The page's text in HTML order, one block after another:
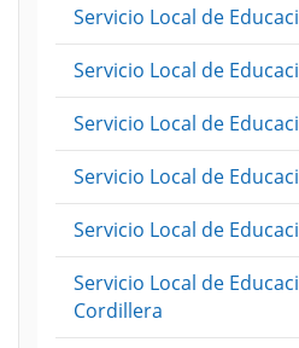
Servicio Local de
Servicio Local de
Servicio Local de
Servicio Local de
Servicio Local de
Servicio Local de
Cordillera